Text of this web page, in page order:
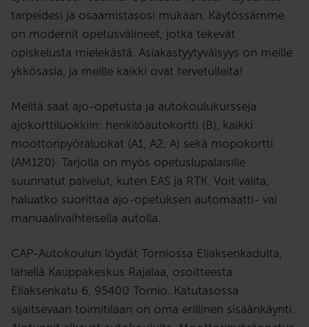
tarpeidesi ja osaamistasosi mukaan. Käytössämme
on modernit opetusvälineet, jotka tekevät
opiskelusta mielekästä. Asiakastyytyväisyys on meille
ykkösasia, ja meille kaikki ovat tervetulleita!
Meiltä saat ajo-opetusta ja autokoulukursseja
ajokorttiluokkiin: henkilöautokortti (B), kaikki
moottoripyöräluokat (A1, A2, A) sekä mopokortti
(AM120). Tarjolla on myös opetuslupalaisille
suunnatut palvelut, kuten EAS ja RTK. Voit valita,
haluatko suorittaa ajo-opetuksen automaatti- vai
manuaalivaihteisella autolla.
CAP-Autokoulun löydät Torniossa Eliaksenkadulta,
lähellä Kauppakeskus Rajalaa, osoitteesta
Eliaksenkatu 6, 95400 Tornio. Katutasossa
sijaitsevaan toimitilaan on oma erillinen sisäänkäynti.